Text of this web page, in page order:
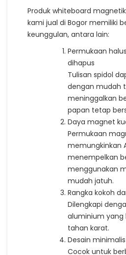
Produk whiteboard
kami jual di Bogor memiliki
keunggulan, antara lain:
Permukaan
dihapus
Tulisan spidol
dengan mudah
meninggalkan
papan tetap
Daya magnet
Permukaan
memungkinkan
menempelkan
menggunakan
mudah jatuh.
Rangka kokoh
Dilengkapi
aluminium yang
tahan karat.
Desain
Cocok untuk